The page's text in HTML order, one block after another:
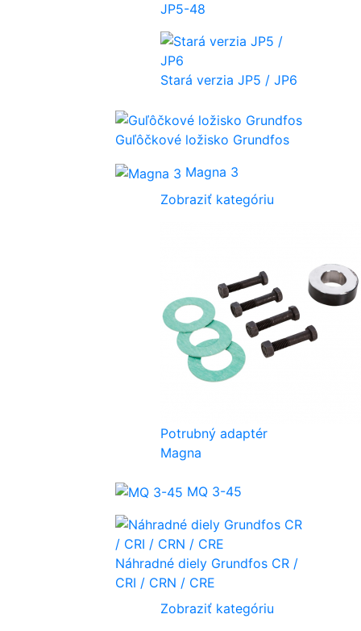
JP5-48
Stará verzia JP5 / JP6
Guľôčkové ložisko Grundfos
Magna 3
Zobraziť kategóriu
Potrubný adaptér
Magna
MQ 3-45
Náhradné diely Grundfos CR /
CRI / CRN / CRE
Zobraziť kategóriu